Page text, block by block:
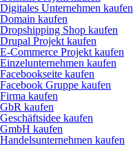
Digitales Unternehmen kaufen
Domain kaufen
Dropshipping Shop kaufen
Drupal Projekt kaufen
E-Commerce Projekt kaufen
Einzelunternehmen kaufen
Facebookseite kaufen
Facebook Gruppe kaufen
Firma kaufen
GbR kaufen
Geschäftsidee kaufen
GmbH kaufen
Handelsunternehmen kaufen